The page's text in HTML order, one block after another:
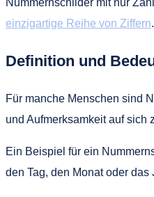
einzigartige Reihe von Ziffern
Definition und
Für manche Menschen sind
und Aufmerksamkeit auf sich
Ein Beispiel für ein
den Tag, den Monat oder